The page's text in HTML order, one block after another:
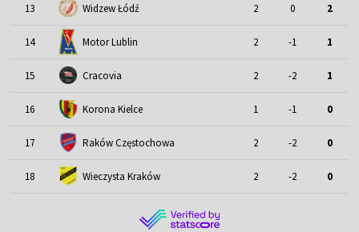
13 Widzew Łódź 2 0 2
14 Motor Lublin 2 -1 1
15 Cracovia 2 -2 1
16 Korona Kielce 1 -1 0
17 Raków Częstochowa 2 -2 0
18 Wieczysta Kraków 2 -2 0